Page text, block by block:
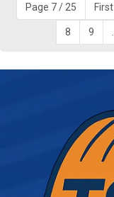
Page 7 / 25 First
8 9